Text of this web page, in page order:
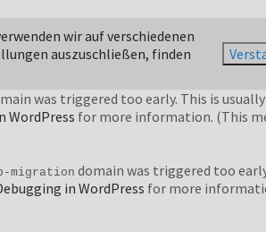
was triggered too early. This is usually
for more information. (This message
was triggered too early. This is
WordPress for more information. (This
migration domain was triggered too
in WordPress for more
wir auf verschiedenen
auszuschließen, finden